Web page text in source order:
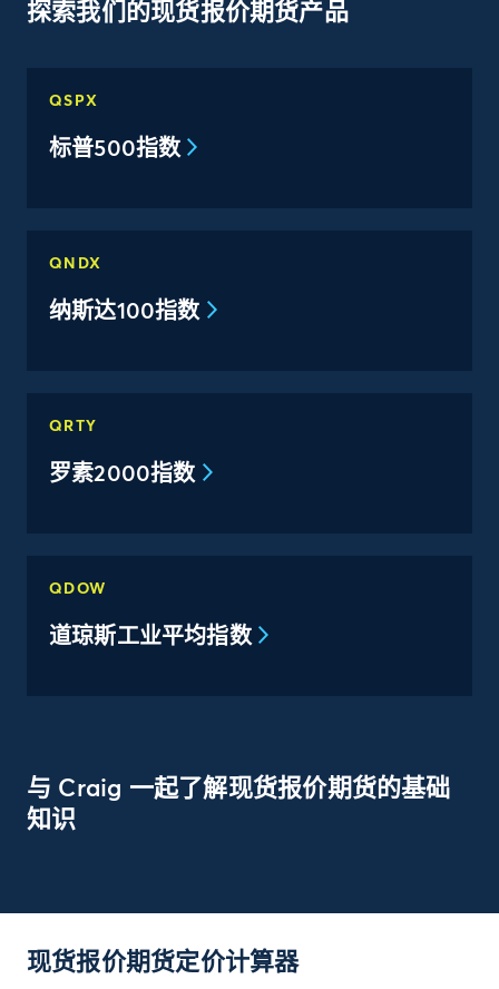
探索我们的现货报价期货产品
QSPX
标普500指数
QNDX
纳斯达100指数
QRTY
罗素2000指数
QDOW
道琼斯工业平均指数
与 Craig 一起了解现货报价期货的基础
知识
现货报价期货定价计算器